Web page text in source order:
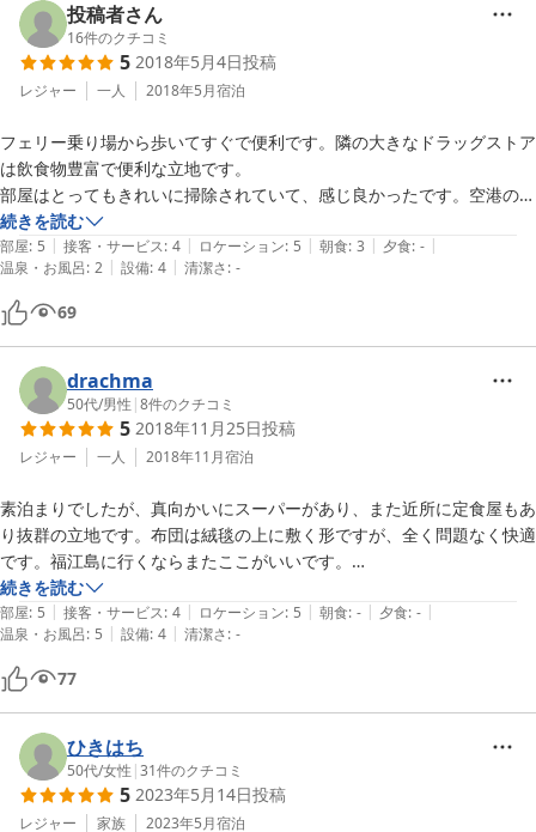
投稿者さん
16件のクチコミ
5 2018年5月4日投稿
レジャー 一人 2018年5月宿泊
フェリー乗り場から歩いてすぐで便利です。隣の大きなドラッグストア
は飲食物豊富で便利な立地です。
部屋はとってもきれいに掃除されていて、感じ良かったです。空港の送
続きを読む
部屋: 5 | 接客・サービス: 4 | ロケーション: 5 | 朝食: 3 | 夕食: - |
温泉・お風呂: 2 | 設備: 4 | 清潔さ: -
69
drachma
50代/男性 |8件のクチコミ
5 2018年11月25日投稿
レジャー 一人 2018年11月宿泊
素泊まりでしたが、真向かいにスーパーがあり、また近所に定食屋もあ
り抜群の立地です。布団は絨毯の上に敷く形ですが、全く問題なく快適
です。福江島に行くならまたここがいいです。
強いて言うなら、シャンプーは2回分欲しいです（私固有の問題です
が）。
続きを読む
部屋: 5 | 接客・サービス: 4 | ロケーション: 5 | 朝食: - | 夕食: - |
温泉・お風呂: 5 | 設備: 4 | 清潔さ: -
77
ひきはち
50代/女性 |31件のクチコミ
5 2023年5月14日投稿
レジャー 家族 2023年5月宿泊